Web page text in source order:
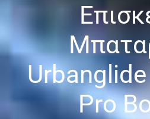
Pro